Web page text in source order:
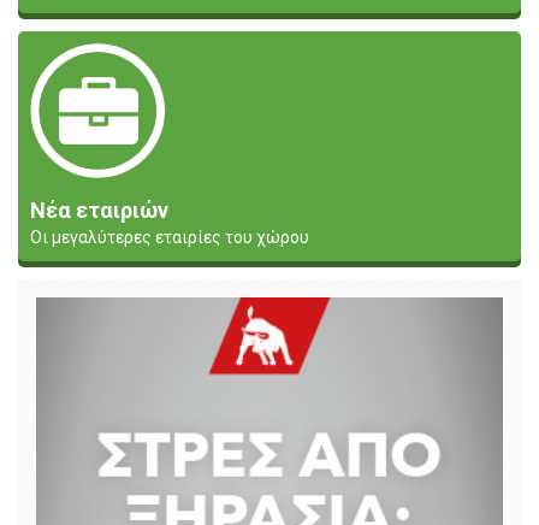
Νέα εταιριών
Οι μεγαλύτερες εταιρίες του χώρου